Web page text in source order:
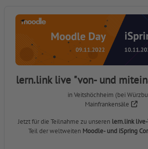
lern.link live"von- und
in Veitshöchheim (bei
Mainfrankensäle
Jetzt für die Teilnahme zu unseren lern.link live-
Teil der weltweiten Moodle- und iSpring